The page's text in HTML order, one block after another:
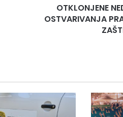
OTKLONJENE
OSTVARIVANJA